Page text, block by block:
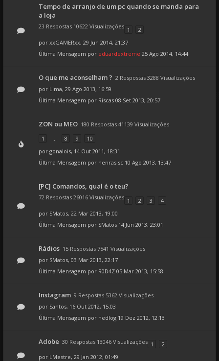
Tempo de arranjo de um pc quando se manda para
a loja
23 Respostas 10622 Visualizações 1
2
por xxGAMERxx, 29 Jun 2014, 21:37
Última Mensagem por eduardextreme 25 Ago 2014, 14:44
O que me aconselham ? 2 Respostas 3288 Visualizações
por Lima, 29 Ago 2013, 16:59
Última Mensagem por Riscas 08 Set 2013, 20:57
ZON ou MEO 180 Respostas 41139 Visualizações
1
... 8 9
10
por gonalois, 14 Out 2011, 18:31
Última Mensagem por henras sc 10 Ago 2013, 13:47
[PC] Comandos, qual é o teu?
72 Respostas 26016 Visualizações 1 2 3
4
por SMatos, 22 Mar 2013, 19:00
Última Mensagem por SMatos 14 Jun 2013, 23:01
Rádios 15 Respostas 7541 Visualizações
por SMatos, 03 Mar 2013, 22:17
Última Mensagem por R0D4Z 05 Mar 2013, 15:58
Instagram 9 Respostas 5362 Visualizações
por Santos, 16 Out 2012, 15:03
Última Mensagem por nedlog 19 Dez 2012, 12:13
Adobe 30 Respostas 13046 Visualizações 1
2
por LMestre, 29 Jan 2012, 01:49